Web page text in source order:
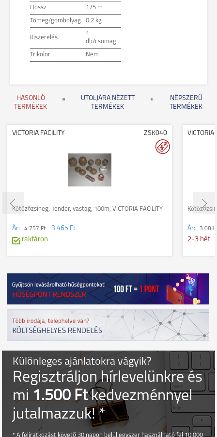
Hossz 175 m
Tömeg/gombolyag 0.2 kg
Kiszerelés
1
db/csomag
Trikolor Nem
HASONLÓ
TERMÉKEK
UTOLJÁRA NÉZETT
TERMÉKEK
NÉPSZERŰ
TERMÉKEK
VICTORIA FACILITY ZSK040
Kötözőzsineg, kender, vastag, 100m, VICTORIA FACILITY
Ár: 4 757 Ft
3 465 Ft
raktáron
VICTORIA
Ár: 3 081
2-3 hét
Különleges ajánlatokra vágyik?
Regisztráljon hírlevelünkre és
mi1.500 Ftkedvezménnyel
jutalmazzuk! *
* A feliratkozást követő 30 napon belül egyszer használható fel 10.000